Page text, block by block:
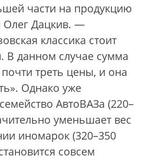
части на продукцию
Олег Дацкив. —
классика стоит
В данном случае сумма
треть цены, и она
Однако уже
АвтоВАЗа (220–
уменьшает вес
иномарок (320–350
совсем